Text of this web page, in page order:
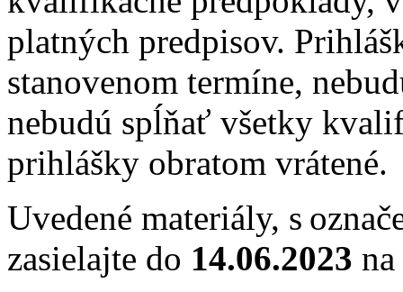
platných predpisov.
stanovenom termíne,
nebudú spĺňať všetky
prihlášky obratom vrátené.
Uvedené materiály, s
zasielajte do 14.06.2023